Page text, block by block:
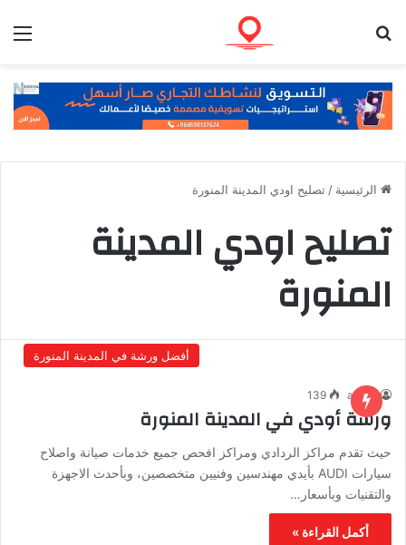
الرئيسية / تصليح اودي المدينة المنورة
تصليح اودي المدينة
المنورة
أفضل ورشة في المدينة المنورة
admin
139
ورشة أودي في المدينة المنورة
حيث تقدم مراكز الردادي ومراكز افحص جميع خدمات صيانة واصلاح
سيارات AUDI بأيدي مهندسين وفنيين متخصصين، وبأحدث الاجهزة
والتقنيات وبأسعار…
أكمل القراءة »